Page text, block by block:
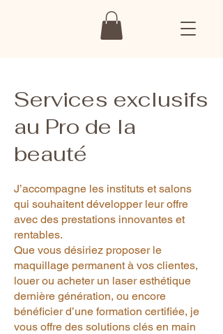
Services exclusifs
au Pro de la
beauté
J’accompagne les instituts et salons
qui souhaitent développer leur offre
avec des prestations innovantes et
rentables.
Que vous désiriez proposer le
maquillage permanent à vos clientes,
louer ou acheter un laser esthétique
dernière génération, ou encore
bénéficier d’une formation certifiée, je
vous offre des solutions clés en main